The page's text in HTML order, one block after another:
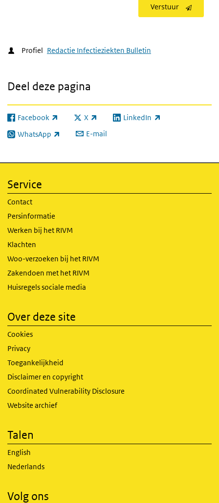
Verstuur
Profiel Redactie Infectieziekten Bulletin
Deel deze pagina
Facebook
(externe link) X
(externe link) LinkedIn
(externe link)
WhatsApp
(externe link) E-mail
Service
Contact
Persinformatie
Werken bij het RIVM
Klachten
Woo-verzoeken bij het RIVM
Zakendoen met het RIVM
Huisregels sociale media
Over deze site
Cookies
Privacy
Toegankelijkheid
Disclaimer en copyright
Coordinated Vulnerability Disclosure
Website archief
Talen
English
Nederlands
Volg ons